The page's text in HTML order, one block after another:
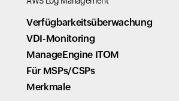
Verfügbarkeitsüberwachung
VDI-Monitoring
ManageEngine ITOM
Für MSPs/CSPs
Merkmale